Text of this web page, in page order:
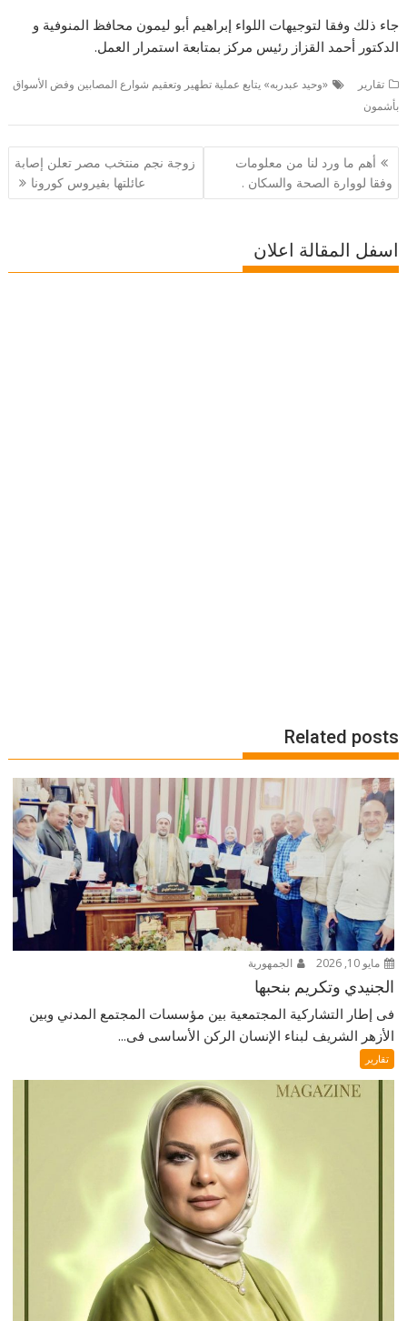
جاء ذلك وفقا لتوجيهات اللواء إبراهيم أبو ليمون محافظ المنوفية و
الدكتور أحمد القزاز رئيس مركز بمتابعة استمرار العمل.
تقارير
«وحيد عبدربه» يتابع عملية تطهير وتعقيم شوارع المصابين وفض الأسواق
بأشمون
تصفّح
المقالات
أهم ما ورد لنا من معلومات
وفقا لووارة الصحة والسكان .
زوجة نجم منتخب مصر تعلن إصابة
عائلتها بفيروس كورونا
اسفل المقالة اعلان
Related posts
مايو 10, 2026 الجمهورية
الجنيدي وتكريم بنحبها
فى إطار التشاركية المجتمعية بين مؤسسات المجتمع المدني وبين
الأزهر الشريف لبناء الإنسان الركن الأساسى فى...
تقارير